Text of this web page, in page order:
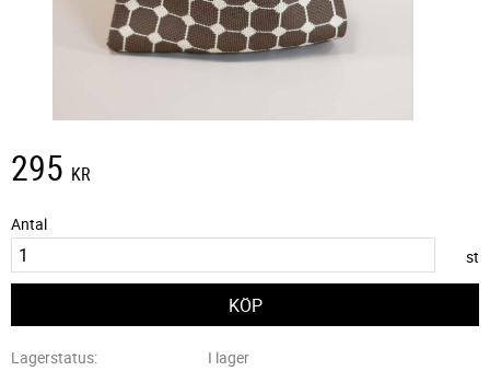
295 KR
Antal
st
Lagerstatus
I lager